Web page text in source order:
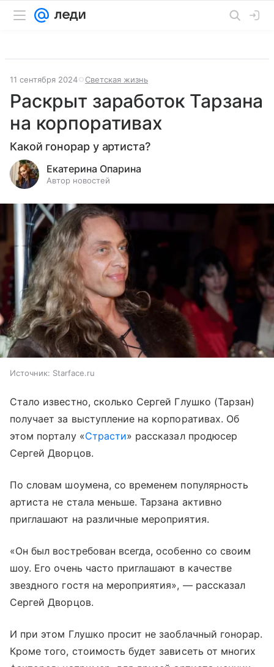
11 сентября 2024 Светская жизнь
Раскрыт заработок Тарзана
на корпоративах
Какой гонорар у артиста?
Екатерина Опарина
Автор новостей
Источник: Starface.ru
Стало известно, сколько Сергей Глушко (Тарзан)
получает за выступление на корпоративах. Об
этом порталу «Страсти» рассказал продюсер
Сергей Дворцов.
По словам шоумена, со временем популярность
артиста не стала меньше. Тарзана активно
приглашают на различные мероприятия.
«Он был востребован всегда, особенно со своим
шоу. Его очень часто приглашают в качестве
звездного гостя на мероприятия», — рассказал
Сергей Дворцов.
И при этом Глушко просит не заоблачный гонорар.
Кроме того, стоимость будет зависеть от многих